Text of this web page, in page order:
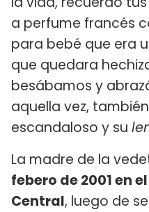
a perfume francés
para bebé que era
que quedara
besábamos y
aquella vez,
escandaloso y su
La madre de la
febero de 2001 en
Central, luego de